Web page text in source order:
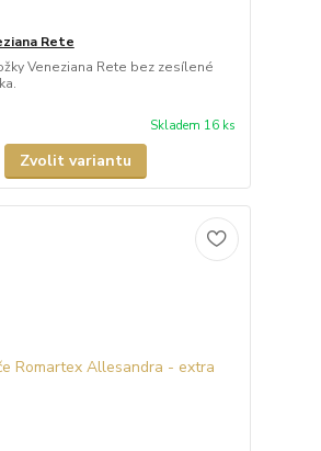
Rete
Veneziana Rete bez zesílené
Skladem 16 ks
Zvolit variantu